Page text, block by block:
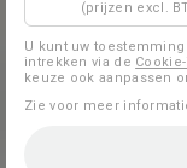
(prijzen excl.
U kunt uw
intrekken via de
keuze ook aanpassen
Zie voor meer